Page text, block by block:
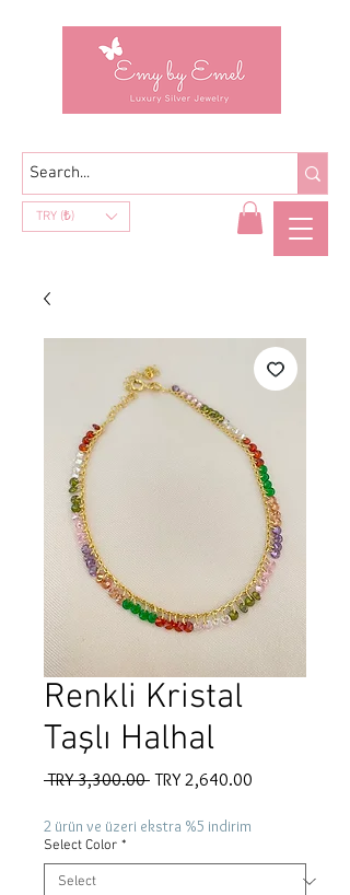
TRY (₺)
Renkli Kristal
Taşlı Halhal
TRY 3,300.00 Regular
TRY 2,640.00
2 ürün ve üzeri ekstra %5 indirim
Select Color *